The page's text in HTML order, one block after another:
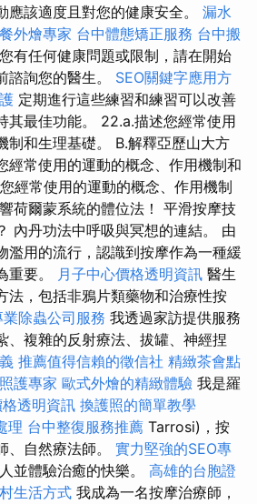
應該適度且對您的健康安全。 漏水
外燴專家 台中體態矯正服務 台中搬
有任何健康問題或限制，請在開始
諮詢您的醫生。 SEO關鍵字應用方
定期進行這些練習和練習可以改善
其最佳功能。 22.a.描述您經常使用
制和生理基礎。 B.解釋亞歷山大方
經常使用的運動的概念、作用機制和
經常使用的運動的概念、作用機制
荷爾蒙系統的體位法！ 平滑按摩技
內丹功法中呼吸與冥想的連結。 由
濫用的流行，認識到按摩作為一種緩
重要。 月子中心價格透明資訊 醫生
法，包括非鴉片類藥物和治療性按
業除蟲公司服務 我透過家訪提供服務
、複雜的反射療法、拔罐、神經捏
推薦值得信賴的徵信社 精緻茶會點
護專家 歐式外燴的精緻體驗 我是羅
透明資訊 換護照的簡單教學
理 台中整復服務推薦 Tarrosi)，按
、自然療法師。 實力堅強的SEO專
並體驗治癒的快樂。 高雄的台胞證
生活方式 我成為一名按摩治療師，